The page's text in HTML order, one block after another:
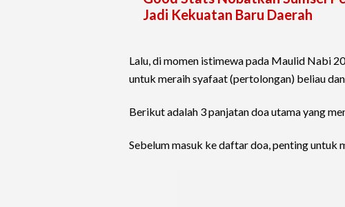
Jadi Kekuatan Baru Daerah
Lalu, di momen istimewa pada Maulid Nabi
untuk meraih syafaat (pertolongan) beliau
Berikut adalah 3 panjatan doa utama yang
Sebelum masuk ke daftar doa, penting untuk